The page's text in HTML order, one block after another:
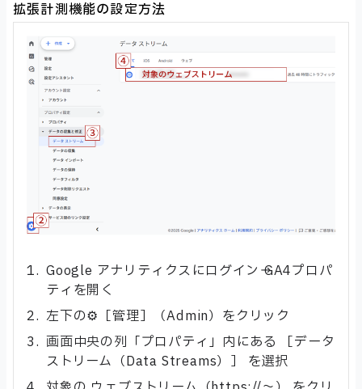
拡張計測機能の設定方法
Google アナリティクスにログイン→ GA4プロパ
ティを開く
左下の⚙️［管理］（Admin）をクリック
画面中央の列「プロパティ」内にある ［データ
ストリーム（Data Streams）］ を選択